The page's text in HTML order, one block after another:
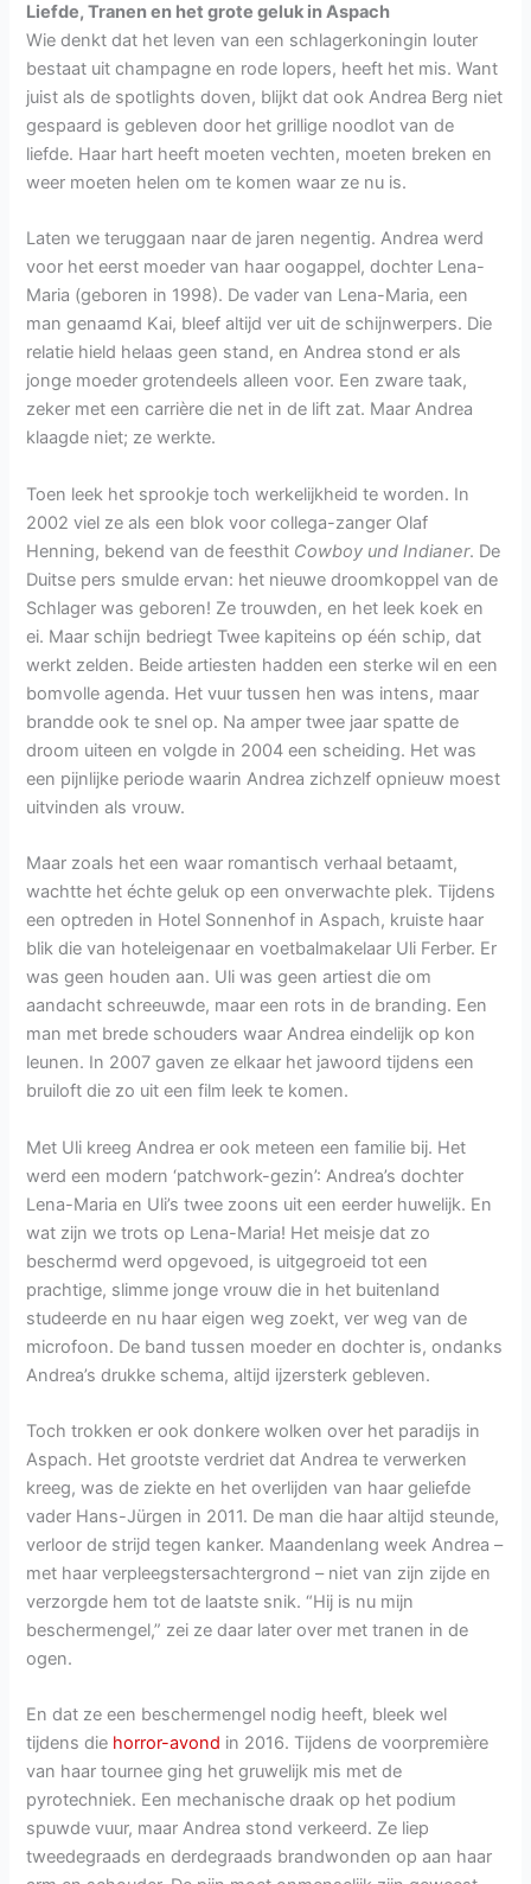
Liefde, Tranen en het grote geluk in Aspach
Wie denkt dat het leven van een schlagerkoningin louter
bestaat uit champagne en rode lopers, heeft het mis. Want
juist als de spotlights doven, blijkt dat ook Andrea Berg niet
gespaard is gebleven door het grillige noodlot van de
liefde. Haar hart heeft moeten vechten, moeten breken en
weer moeten helen om te komen waar ze nu is.
Laten we teruggaan naar de jaren negentig. Andrea werd
voor het eerst moeder van haar oogappel, dochter Lena-
Maria (geboren in 1998). De vader van Lena-Maria, een
man genaamd Kai, bleef altijd ver uit de schijnwerpers. Die
relatie hield helaas geen stand, en Andrea stond er als
jonge moeder grotendeels alleen voor. Een zware taak,
zeker met een carrière die net in de lift zat. Maar Andrea
klaagde niet; ze werkte.
Toen leek het sprookje toch werkelijkheid te worden. In
2002 viel ze als een blok voor collega-zanger Olaf
Henning, bekend van de feesthit Cowboy und Indianer. De
Duitse pers smulde ervan: het nieuwe droomkoppel van de
Schlager was geboren! Ze trouwden, en het leek koek en
ei. Maar schijn bedriegt Twee kapiteins op één schip, dat
werkt zelden. Beide artiesten hadden een sterke wil en een
bomvolle agenda. Het vuur tussen hen was intens, maar
brandde ook te snel op. Na amper twee jaar spatte de
droom uiteen en volgde in 2004 een scheiding. Het was
een pijnlijke periode waarin Andrea zichzelf opnieuw moest
uitvinden als vrouw.
Maar zoals het een waar romantisch verhaal betaamt,
wachtte het échte geluk op een onverwachte plek. Tijdens
een optreden in Hotel Sonnenhof in Aspach, kruiste haar
blik die van hoteleigenaar en voetbalmakelaar Uli Ferber. Er
was geen houden aan. Uli was geen artiest die om
aandacht schreeuwde, maar een rots in de branding. Een
man met brede schouders waar Andrea eindelijk op kon
leunen. In 2007 gaven ze elkaar het jawoord tijdens een
bruiloft die zo uit een film leek te komen.
Met Uli kreeg Andrea er ook meteen een familie bij. Het
werd een modern ‘patchwork-gezin’: Andrea’s dochter
Lena-Maria en Uli’s twee zoons uit een eerder huwelijk. En
wat zijn we trots op Lena-Maria! Het meisje dat zo
beschermd werd opgevoed, is uitgegroeid tot een
prachtige, slimme jonge vrouw die in het buitenland
studeerde en nu haar eigen weg zoekt, ver weg van de
microfoon. De band tussen moeder en dochter is, ondanks
Andrea’s drukke schema, altijd ijzersterk gebleven.
Toch trokken er ook donkere wolken over het paradijs in
Aspach. Het grootste verdriet dat Andrea te verwerken
kreeg, was de ziekte en het overlijden van haar geliefde
vader Hans-Jürgen in 2011. De man die haar altijd steunde,
verloor de strijd tegen kanker. Maandenlang week Andrea –
met haar verpleegstersachtergrond – niet van zijn zijde en
verzorgde hem tot de laatste snik. “Hij is nu mijn
beschermengel,” zei ze daar later over met tranen in de
ogen.
En dat ze een beschermengel nodig heeft, bleek wel
tijdens die horror-avond in 2016. Tijdens de voorpremière
van haar tournee ging het gruwelijk mis met de
pyrotechniek. Een mechanische draak op het podium
spuwde vuur, maar Andrea stond verkeerd. Ze liep
tweedegraads en derdegraads brandwonden op aan haar